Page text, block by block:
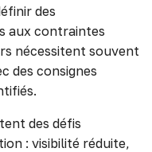
des
aux contraintes
nécessitent souvent
des consignes
des défis
: visibilité réduite,